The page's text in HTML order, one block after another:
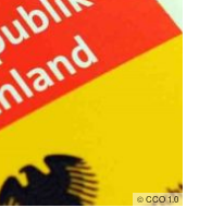
© CCO 1.0